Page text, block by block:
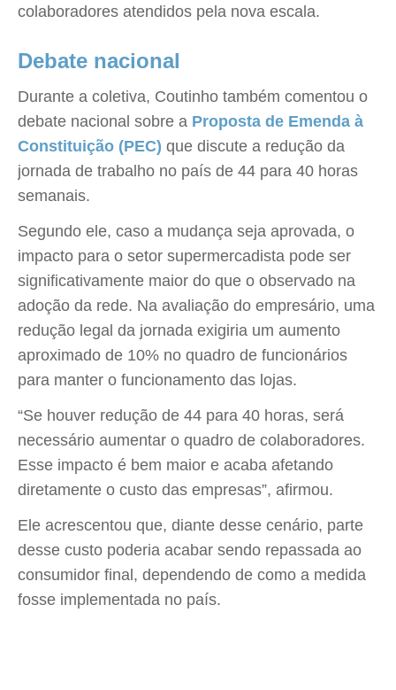
colaboradores atendidos pela nova escala.
Debate nacional
Durante a coletiva, Coutinho também comentou o
debate nacional sobre a Proposta de Emenda à
Constituição (PEC) que discute a redução da
jornada de trabalho no país de 44 para 40 horas
semanais.
Segundo ele, caso a mudança seja aprovada, o
impacto para o setor supermercadista pode ser
significativamente maior do que o observado na
adoção da rede. Na avaliação do empresário, uma
redução legal da jornada exigiria um aumento
aproximado de 10% no quadro de funcionários
para manter o funcionamento das lojas.
“Se houver redução de 44 para 40 horas, será
necessário aumentar o quadro de colaboradores.
Esse impacto é bem maior e acaba afetando
diretamente o custo das empresas”, afirmou.
Ele acrescentou que, diante desse cenário, parte
desse custo poderia acabar sendo repassada ao
consumidor final, dependendo de como a medida
fosse implementada no país.